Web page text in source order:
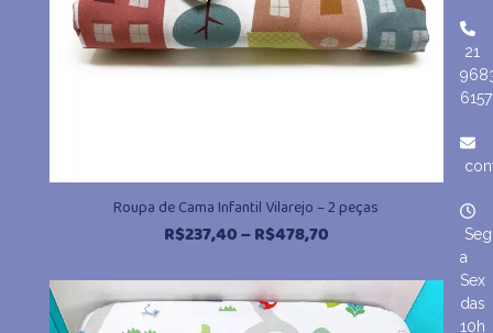
Roupa de Cama Infantil Vilarejo – 2 peças
R$237,40–R$478,70Faixa
preço:
R$237,40
21
6157
Seg
a
Sex
das
10h